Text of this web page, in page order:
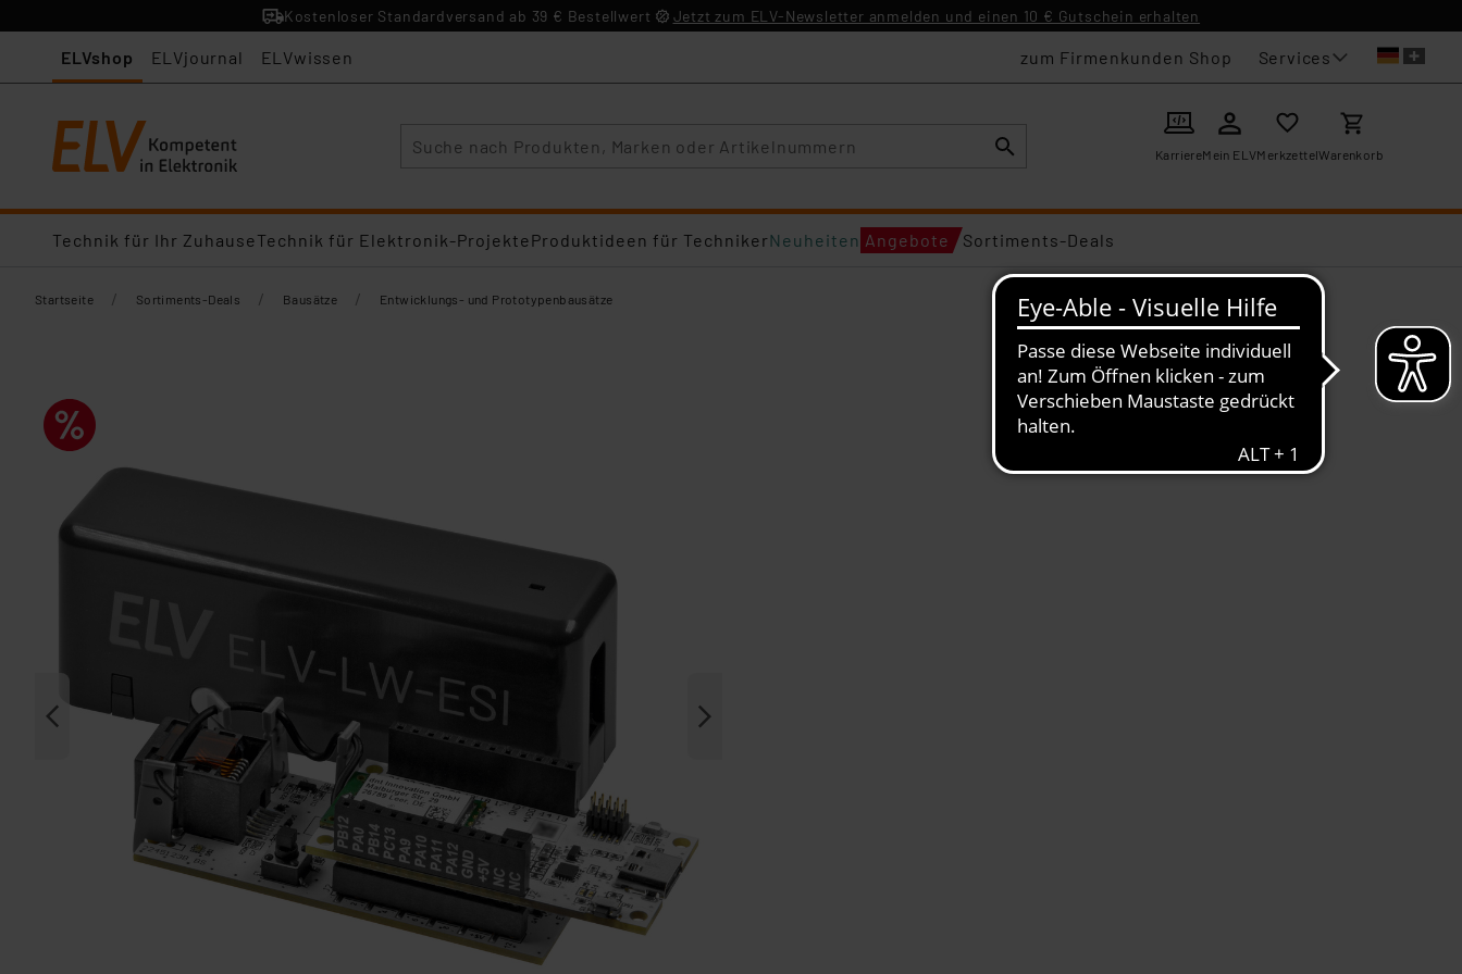
Kostenloser Standardversand ab 39 € Bestellwert Jetzt zum ELV-Newsletter anmelden und einen 10 € Gutschein erhalten
ELVshop ELVjournal ELVwissen zum Firmenkunden Shop Services
KarriereMein ELVMerkzettelWarenkorb
Technik für Ihr ZuhauseTechnik für Elektronik-ProjekteProduktideen für TechnikerNeuheiten Angebote Sortiments-Deals
Startseite / Sortiments-Deals / Bausätze / Entwicklungs- und Prototypenbausätze